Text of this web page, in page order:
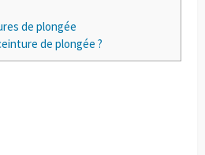
de plongée
de plongée ?